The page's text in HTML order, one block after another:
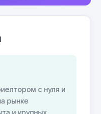
с нуля и
рынке
и крупных